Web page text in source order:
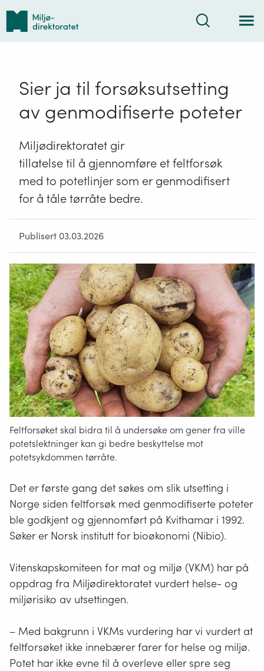
Tilbake
forsiden
Søk
Sier ja til forsøksutsetting
av genmodifiserte poteter
Miljødirektoratet gir
tillatelse til å gjennomføre et feltforsøk
med to potetlinjer som er genmodifisert
for å tåle tørråte bedre.
Publisert 03.03.2026
Feltforsøket skal bidra til å undersøke om gener fra ville
potetslektninger kan gi bedre beskyttelse mot
potetsykdommen tørråte.
Det er første gang det søkes om slik utsetting i
Norge siden feltforsøk med genmodifiserte poteter
ble godkjent og gjennomført på Kvithamar i 1992.
Søker er Norsk institutt for bioøkonomi (Nibio).
Vitenskapskomiteen for mat og miljø (VKM) har på
oppdrag fra Miljødirektoratet vurdert helse- og
miljørisiko av utsettingen.
– Med bakgrunn i VKMs vurdering har vi vurdert at
feltforsøket ikke innebærer farer for helse og miljø.
Potet har ikke evne til å overleve eller spre seg